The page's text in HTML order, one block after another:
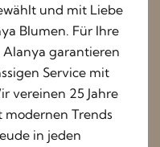
und mit Liebe
Blumen. Für Ihre
garantieren
Service mit
vereinen 25 Jahre
Trends
in jeden